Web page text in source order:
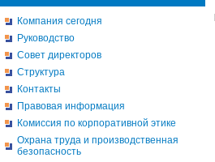
Компания сегодня
Руководство
Совет директоров
Структура
Контакты
Правовая информация
Комиссия по корпоративной этике
Охрана труда и производственная
безопасность